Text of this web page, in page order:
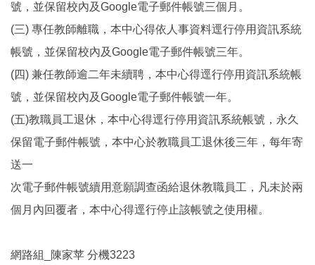
號，並保留校內及Google電子郵件帳號三個月。
(三) 專任教師離職，本中心得依人事資料逕行停用資訊系統
帳號，並保留校內及Google電子郵件帳號三年。
(四) 兼任教師逾二年未續聘，本中心得逕行停用資訊系統帳
號，並保留校內及Google電子郵件帳號一年。
(五)教職員工退休，本中心得逕行停用資訊系統帳號，永久
保留電子郵件帳號，本中心於教職員工退休後三年，每年寄
送一
次電子郵件帳號續用意願調查函給退休教職員工，凡未於兩
個月內回覆者，本中心得逕行停止該帳號之使用權。
網路組_陳家苹 分機3223